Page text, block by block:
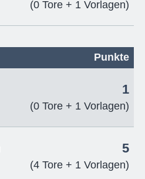
(0 Tore + 1 Vorlagen)
Punkte
1
(0 Tore + 1 Vorlagen)
5
(4 Tore + 1 Vorlagen)